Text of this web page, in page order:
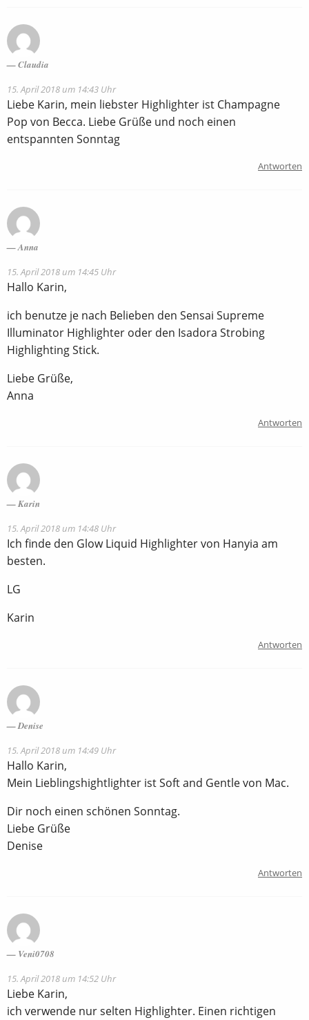
Claudia
15. April 2018 um 14:43 Uhr
Liebe Karin, mein liebster Highlighter ist Champagne
Pop von Becca. Liebe Grüße und noch einen
entspannten Sonntag
Antworten
Anna
15. April 2018 um 14:45 Uhr
Hallo Karin,
ich benutze je nach Belieben den Sensai Supreme
Illuminator Highlighter oder den Isadora Strobing
Highlighting Stick.
Liebe Grüße,
Anna
Antworten
Karin
15. April 2018 um 14:48 Uhr
Ich finde den Glow Liquid Highlighter von Hanyia am
besten.
LG
Karin
Antworten
Denise
15. April 2018 um 14:49 Uhr
Hallo Karin,
Mein Lieblingshightlighter ist Soft and Gentle von Mac.
Dir noch einen schönen Sonntag.
Liebe Grüße
Denise
Antworten
Veni0708
15. April 2018 um 14:52 Uhr
Liebe Karin,
ich verwende nur selten Highlighter. Einen richtigen